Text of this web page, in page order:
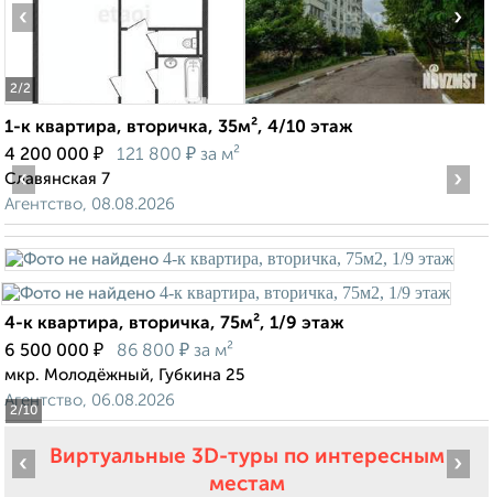
2/2
‹ ›
1-к квартира, вторичка, 35м², 4/10 этаж
4 200 000 ₽ 121 800 ₽ за м²
Славянская 7
Агентство, 08.08.2026
2/10
‹ ›
4-к квартира, вторичка, 75м², 1/9 этаж
6 500 000 ₽ 86 800 ₽ за м²
мкр. Молодёжный, Губкина 25
Агентство, 06.08.2026
Виртуальные 3D-туры по интересным
местам
‹ ›